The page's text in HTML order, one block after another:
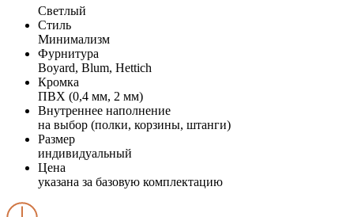
Светлый
Стиль
Минимализм
Фурнитура
Boyard, Blum, Hettich
Кромка
ПВХ (0,4 мм, 2 мм)
Внутреннее наполнение
на выбор (полки, корзины, штанги)
Размер
индивидуальный
Цена
указана за базовую комплектацию